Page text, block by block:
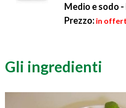
Medio e sodo
Prezzo: in
Gli ingredienti